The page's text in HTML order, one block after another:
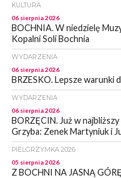
KULTURA
06 sierpnia 2026
BOCHNIA. W niedzielę
Kopalni Soli Bochnia
WYDARZENIA
06 sierpnia 2026
BRZESKO. Lepsze warunki
WYDARZENIA
06 sierpnia 2026
BORZĘCIN. Już w
Grzyba: Zenek Martyniuk i
PIELGRZYMKA 2026
05 sierpnia 2026
Z BOCHNI NA JASNĄ